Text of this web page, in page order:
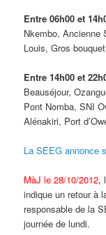
Entre 06h00 et
Nkembo, Ancienne
Louis, Gros
Entre 14h00 et
Beauséjour,
Pont Nomba, SNI
Alénakiri, Port
La SEEG annonce
MàJ le 28/10/2012,
indique un retour à
responsable de la
journée de lundi.